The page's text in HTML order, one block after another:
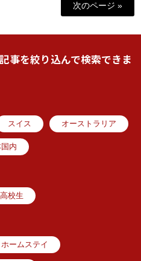
次のページ »
事を絞り込んで検索できま
スイス オーストラリア
国内
高校生
ホームステイ